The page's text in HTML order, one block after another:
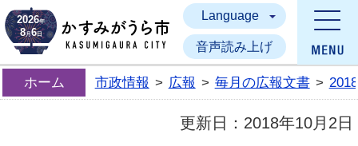
かすみがうら市
2026年
8月6日
Language
音声読み上げ
ホーム 市政情報 > 広報 > 毎月の広報文書 >
更新日： 2018年10月2日